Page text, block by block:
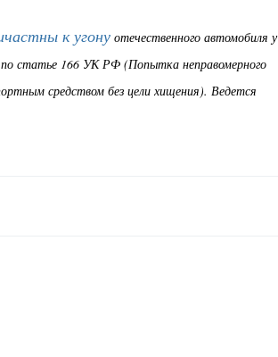
к угону отечественного автомобиля у
по статье 166 УК РФ (Попытка неправомерного
средством без цели хищения). Ведется